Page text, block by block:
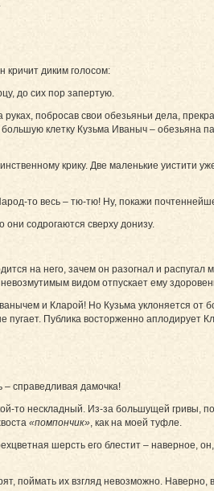
диким голосом:
до сих пор запертую.
побросав свои обезьяньи дела,
клетку Кузьма Иваныч – обезьяна
крику. Две маленькие уистити
то весь – тю-тю! Ну, покажи
содрогаются сверху донизу.
на него, зачем он разогнал и распугал
видом отпускает ему
и Кларой! Но Кузьма уклоняется от
пугает. Публика восторженно аплодирует
справедливая дамочка!
то нескладный. Из-за большущей гривы,
«помпончик» , как на моей туфле.
шерсть его блестит – наверное,
поймать их взгляд невозможно.